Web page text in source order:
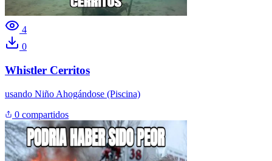
4
0
Whistler Cerritos
usando Niño Ahogándose (Piscina)
0 compartidos